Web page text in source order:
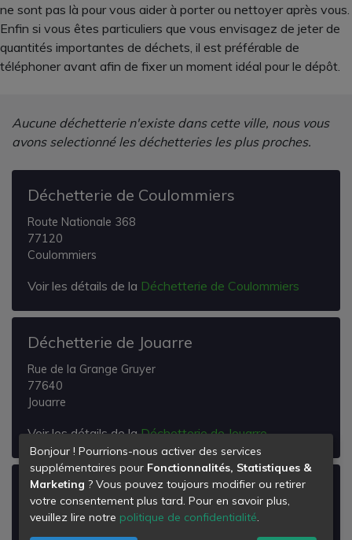
ne sont pas là pour vous aider à porter ou nettoyer après vous.
Enfin si vous êtes particuliers que vous envisagez de jeter de
quantités importantes de déchets, il est préférable de
téléphoner avant afin de fixer un moment idéal pour le dépôt.
Aucune déchetterie n'existe dans cette ville, nous vous
avons selectionné les déchetteries les plus proches.
Déchetterie de Coulommiers
Route Nationale 368
77120
Coulommiers
Voir les détails de la Déchetterie de Coulommiers
Déchetterie de Jouarre
Rue de la Grange Gruyer
77640
Jouarre
Voir les détails de laDéchetterie de Jouarre
Déchetterie de Nanteuil les Meaux
Lieu Dit les Bruyères
Bonjour ! Pourrions-nous activer des services
supplémentaires pour Fonctionnalités, Statistiques &
Marketing ? Vous pouvez toujours modifier ou retirer
votre consentement plus tard. Pour en savoir plus,
veuillez lire notre politique de confidentialité.